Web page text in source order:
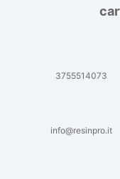
3755514073
info@resinpro.it